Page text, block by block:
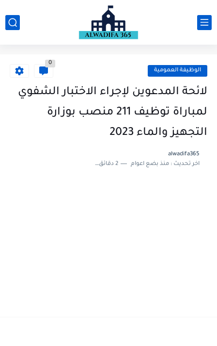
الوظيفة العمومية
0
لائحة المدعوين لإجراء الاختبار الشفوي
لمباراة توظيف 211 منصب بوزارة
التجهيز والماء 2023
alwadifa365
اخر تحديث :منذ بضع اعوام 2 دقائق للقراءة